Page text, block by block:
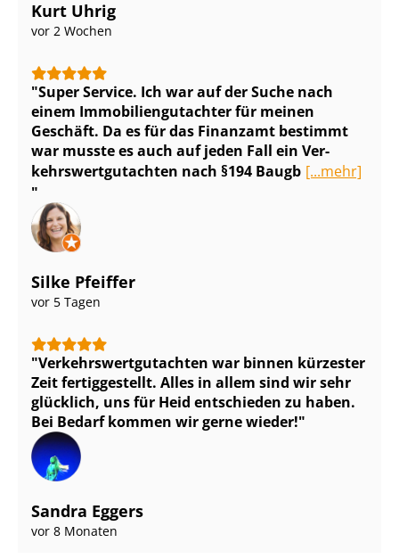
Kurt Uhrig
vor 2 Wochen
Super Service. Ich war auf der Suche nach
einem Im­mo­bi­li­en­gut­ach­ter für meinen
Geschäft. Da es für das Finanzamt bestimmt
war musste es auch auf jeden Fall ein Ver­
kehrs­wert­gut­ach­ten nach §194 Baugb [...mehr]
Silke Pfeiffer
vor 5 Tagen
Ver­kehrs­wert­gut­ach­ten war binnen kürzester
Zeit fertiggestellt. Alles in allem sind wir sehr
glücklich, uns für Heid entschieden zu haben.
Bei Bedarf kommen wir gerne wieder!
Sandra Eggers
vor 8 Monaten